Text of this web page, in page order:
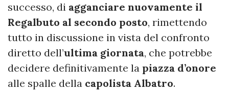
successo, di agganciare nuovamente il
Regalbuto al secondo posto, rimettendo
tutto in discussione in vista del confronto
diretto dell’ultima giornata, che potrebbe
decidere definitivamente la piazza d’onore
alle spalle della capolista Albatro.